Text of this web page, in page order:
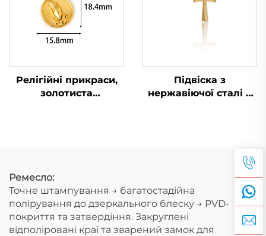
Релігійні прикраси,
золотиста
Підвіска з
нержавіючої сталі у
Ремесло:
Точне штампування → багатостадійна
полірування до дзеркального блеску → PVD-
покриття та затвердіння. Закруглені
відполіровані краї та зварений замок для